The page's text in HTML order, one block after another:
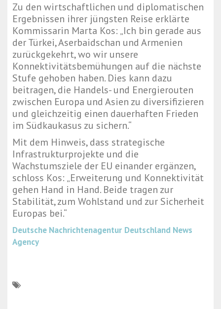
Zu den wirtschaftlichen und diplomatischen
Ergebnissen ihrer jüngsten Reise erklärte
Kommissarin Marta Kos: „Ich bin gerade aus
der Türkei, Aserbaidschan und Armenien
zurückgekehrt, wo wir unsere
Konnektivitätsbemühungen auf die nächste
Stufe gehoben haben. Dies kann dazu
beitragen, die Handels- und Energierouten
zwischen Europa und Asien zu diversifizieren
und gleichzeitig einen dauerhaften Frieden
im Südkaukasus zu sichern.“
Mit dem Hinweis, dass strategische
Infrastrukturprojekte und die
Wachstumsziele der EU einander ergänzen,
schloss Kos: „Erweiterung und Konnektivität
gehen Hand in Hand. Beide tragen zur
Stabilität, zum Wohlstand und zur Sicherheit
Europas bei.“
Deutsche Nachrichtenagentur Deutschland News
Agency